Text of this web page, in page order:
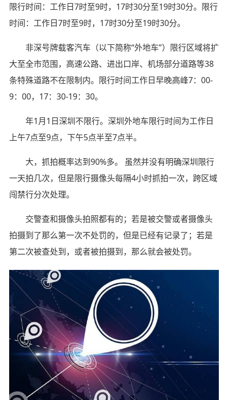
限行时间：工作日7时至9时，17时30分至19时30分。限行
时间：工作日7时至9时，17时30分至19时30分。
非深号牌载客汽车（以下简称“外地车”）限行区域将扩
大至全市范围，高速公路、进出口岸、机场部分道路等38
条特殊道路不在限制内。限行时间工作日早晚高峰7：00-
9：00，17：30-19：30。
年1月1日深圳不限行。深圳外地车限行时间为工作日
上午7点至9点，下午5点半至7点半。
大，抓拍概率达到90%多。 虽然并没有明确深圳限行
一天拍几次，但是限行摄像头每隔4小时抓拍一次，跨区域
闯禁行分次处理。
交警查和摄像头拍照都有的；若是被交警或者摄像头
拍摄到了那么第一次不处罚的，但是已经有记录了；若是
第二次被查处到，或者被拍摄到，那么就会被处罚。